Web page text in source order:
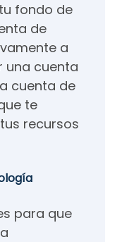
fondo de
de
a
una cuenta
cuenta de
te
recursos
para que